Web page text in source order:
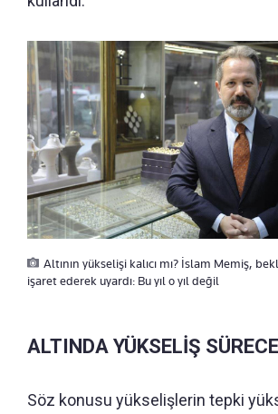
Altının yükselişi kalıcı mı? İslam Memiş,
işaret ederek uyardı: Bu yıl o yıl değil
ALTINDA YÜKSELİŞ
Söz konusu yükselişlerin tepki